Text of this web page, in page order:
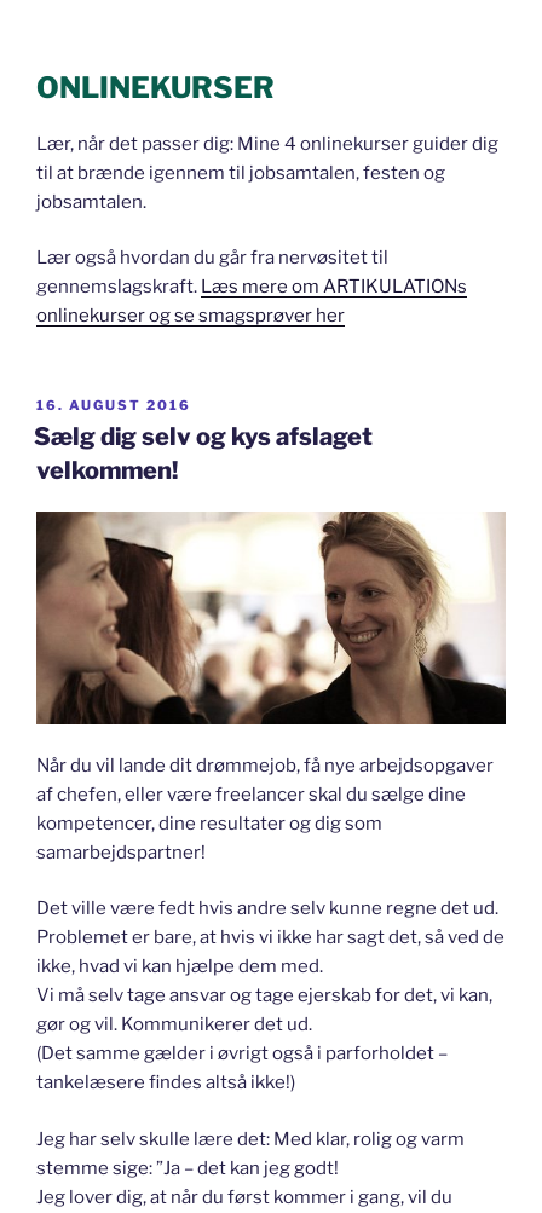
ONLINEKURSER
Lær, når det passer dig: Mine 4 onlinekurser guider dig
til at brænde igennem til jobsamtalen, festen og
jobsamtalen.
Lær også hvordan du går fra nervøsitet til
gennemslagskraft. Læs mere om ARTIKULATIONs
onlinekurser og se smagsprøver her
UDGIVET
DEN
16. AUGUST 2016
Sælg dig selv og kys afslaget
velkommen!
Når du vil lande dit drømmejob, få nye arbejdsopgaver
af chefen, eller være freelancer skal du sælge dine
kompetencer, dine resultater og dig som
samarbejdspartner!
Det ville være fedt hvis andre selv kunne regne det ud.
Problemet er bare, at hvis vi ikke har sagt det, så ved de
ikke, hvad vi kan hjælpe dem med.
Vi må selv tage ansvar og tage ejerskab for det, vi kan,
gør og vil. Kommunikerer det ud.
(Det samme gælder i øvrigt også i parforholdet –
tankelæsere findes altså ikke!)
Jeg har selv skulle lære det: Med klar, rolig og varm
stemme sige: ”Ja – det kan jeg godt!
Jeg lover dig, at når du først kommer i gang, vil du